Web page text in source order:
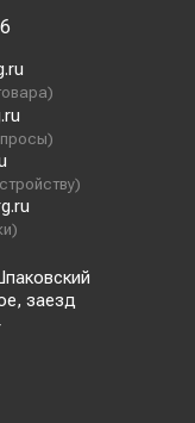
заезд